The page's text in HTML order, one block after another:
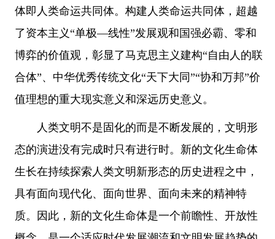
体即人类命运共同体。构建人类命运共同体，超越
了资本主义“单极—线性”发展观和国强必霸、零和
博弈的价值观，彰显了马克思主义建构“自由人的联
合体”、中华优秀传统文化“天下大同”“协和万邦”价
值理想的重大现实意义和深远历史意义。
人类文明不是固化的而是不断发展的，文明形
态的演进没有完成时只有进行时。新的文化生命体
生长在持续探索人类文明新形态的历史进程之中，
具有面向现代化、面向世界、面向未来的精神特
质。因此，新的文化生命体是一个前瞻性、开放性